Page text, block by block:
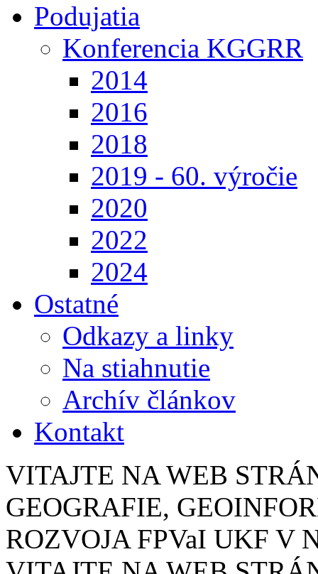
Podujatia
Konferencia KGGRR
2014
2016
2018
2019 - 60. výročie
2020
2022
2024
Ostatné
Odkazy a linky
Na stiahnutie
Archív článkov
Kontakt
VITAJTE NA WEB
GEOGRAFIE,
ROZVOJA FPVaI UKF V